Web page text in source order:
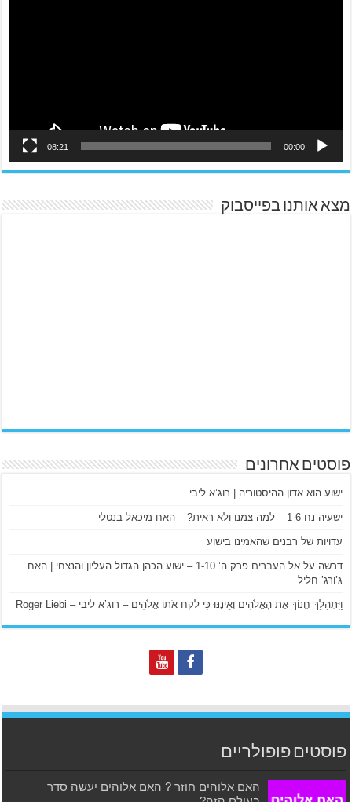
00:00
08:21
מצא אותנו בפייסבוק
פוסטים אחרונים
ישוע הוא אדון ההיסטוריה | רוג’א ליבי
ישעיה נח 1-6 – למה צמנו ולא ראית? – האח מיכאל בנטלי
עדויות של רבנים שהאמינו בישוע
דרשה על אל העברים פרק ה’ 1-10 – ישוע הכהן הגדול העליון והנצחי | האח
ג’ורג’ חליל
וַיִּתְהַלֵּךְ חֲנוֹךְ אֶת הָאֱלֹהִים וְאֵינֶנּוּ כִּי לקח אֹתוֹ אֱלֹהִים – רוג’א ליבי – Roger Liebi
פוסטים פופולריים
האם אלוהים חוזר ? האם אלוהים יעשה סדר